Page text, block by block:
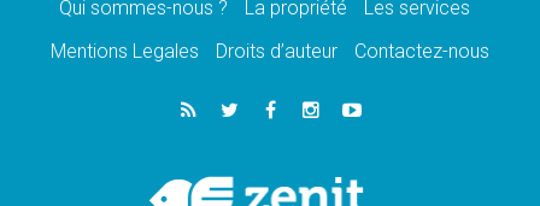
«La visite du Pape en Uruguay renforcera
05.08.2026
Le nonce en Ukraine: «Il est inquiétant
Léon XIV au Pérou, une lueur d'espoir pour
Qui sommes-nous ? La propriété
Les services
Mentions Legales
Droits d’auteur Contactez-nous